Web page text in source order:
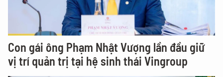
Con gái ông Phạm Nhật Vượng lần đầu giữ
vị trí quản trị tại hệ sinh thái Vingroup